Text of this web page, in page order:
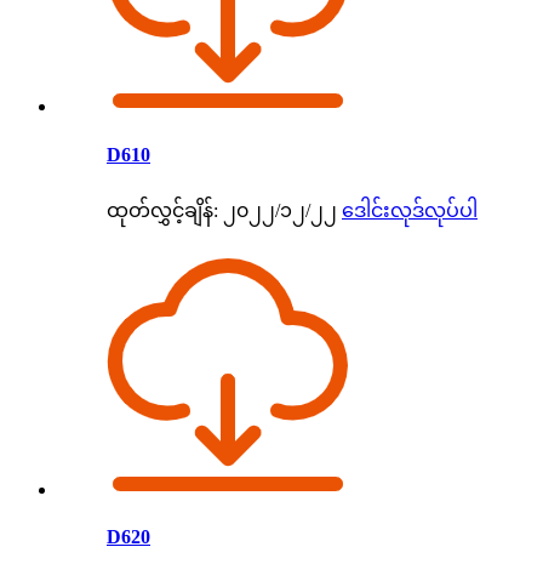
D610
ထုတ်လွှင့်ချိန်: ၂၀၂၂/၁၂/၂၂ ဒေါင်းလုဒ်လုပ်ပါ
D620